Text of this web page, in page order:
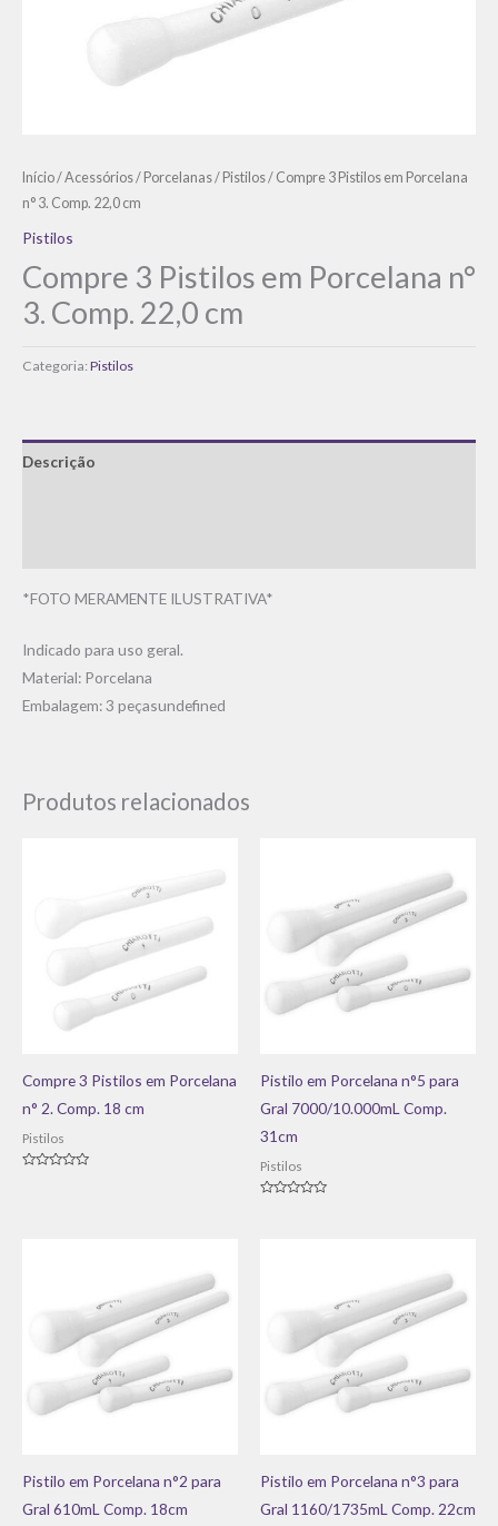
Início/Acessórios/ Porcelanas/ Pistilos/ Compre 3 Pistilos em Porcelana
n° 3. Comp. 22,0 cm
Pistilos
Compre 3 Pistilos em Porcelana n°
3. Comp. 22,0 cm
Categoria: Pistilos
Descrição
*FOTO MERAMENTE ILUSTRATIVA*
Indicado para uso geral.
Material: Porcelana
Embalagem: 3 peçasundefined
Produtos relacionados
Compre 3 Pistilos em Porcelana
n° 2. Comp. 18 cm
Pistilos
Pistilo em Porcelana n°5 para
Gral 7000/10.000mL Comp.
31cm
Pistilos
Pistilo em Porcelana n°2 para
Gral 610mL Comp. 18cm
Pistilo em Porcelana n°3 para
Gral 1160/1735mL Comp. 22cm